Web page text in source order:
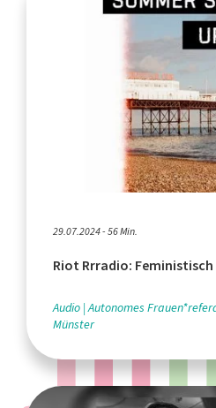
29.07.2024 - 56 Min.
Riot Rrradio:
Audio Autonomes
Münster